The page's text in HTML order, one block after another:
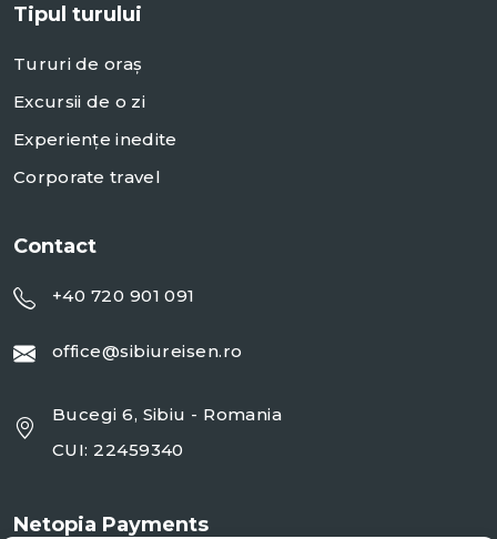
Tipul turului
Tururi de oraș
Excursii de o zi
Experiențe inedite
Corporate travel
Contact
+40 720 901 091
office@sibiureisen.ro
Bucegi 6, Sibiu - Romania
CUI: 22459340
Netopia Payments